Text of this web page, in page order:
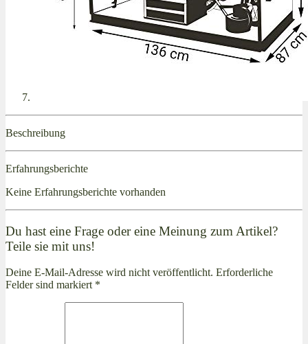
Beschreibung
Erfahrungsberichte
Keine Erfahrungsberichte vorhanden
Du hast eine Frage oder eine Meinung zum Artikel?
Teile sie mit uns!
Deine E-Mail-Adresse wird nicht veröffentlicht. Erforderliche
Felder sind markiert *